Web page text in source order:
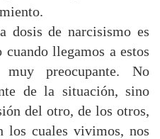
dosis de narcisismo es
llegamos a estos
preocupante. No
de la situación, sino
del otro, de los otros,
los cuales vivimos, nos